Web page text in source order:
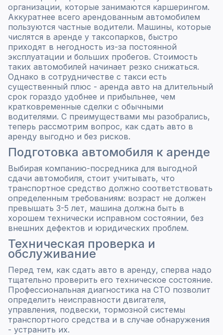
организации, которые занимаются каршерингом.
Аккуратнее всего арендованным автомобилем
пользуются частные водители. Машины, которые
числятся в аренде у таксопарков, быстро
приходят в негодность из-за постоянной
эксплуатации и больших пробегов. Стоимость
таких автомобилей начинает резко снижаться.
Однако в сотрудничестве с такси есть
существенный плюс - аренда авто на длительный
срок гораздо удобнее и прибыльнее, чем
кратковременные сделки с обычными
водителями. С преимуществами мы разобрались,
теперь рассмотрим вопрос, как сдать авто в
аренду выгодно и без рисков.
Подготовка автомобиля к аренде
Выбирая компанию-посредника для выгодной
сдачи автомобиля, стоит учитывать, что
транспортное средство должно соответствовать
определенным требованиям: возраст не должен
превышать 3-5 лет, машина должна быть в
хорошем технически исправном состоянии, без
внешних дефектов и юридических проблем.
Техническая проверка и
обслуживание
Перед тем, как сдать авто в аренду, сперва надо
тщательно проверить его техническое состояние.
Профессиональная диагностика на СТО позволит
определить неисправности двигателя,
управления, подвески, тормозной системы
транспортного средства и в случае обнаружения
- устранить их.